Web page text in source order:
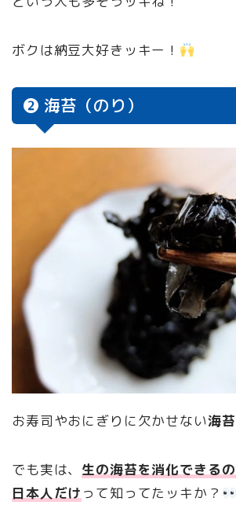
ボクは納豆大好きッキー！
❷ 海苔（のり）
お寿司やおにぎりに欠かせない海苔
でも実は、 生の海苔を消化できる
日本人だけ って知ってたッキか？